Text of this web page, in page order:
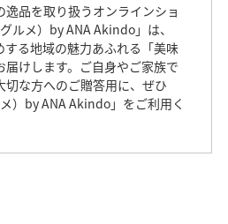
逸品を取り扱うオンラインショ
ルメ）by ANA Akindo」は、
する地域の魅力あふれる「美味
届けします。ご自身やご家族で
な方へのご贈答用に、ぜひ
）by ANA Akindo」をご利用く